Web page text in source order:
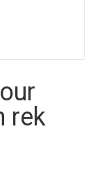
rek